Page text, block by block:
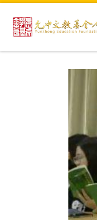
Skip to content